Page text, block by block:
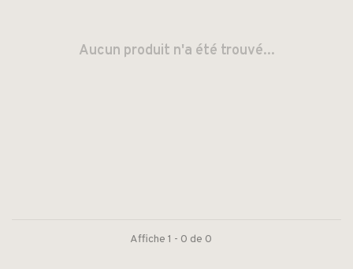
Aucun produit n'a été trouvé...
Affiche 1 - 0 de 0